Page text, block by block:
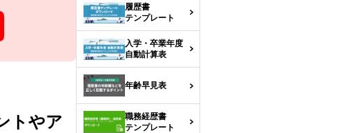
トやア
履歴書
テンプレート
入学・卒業年度
自動計算表
年齢早見表
職務経歴書
テンプレート